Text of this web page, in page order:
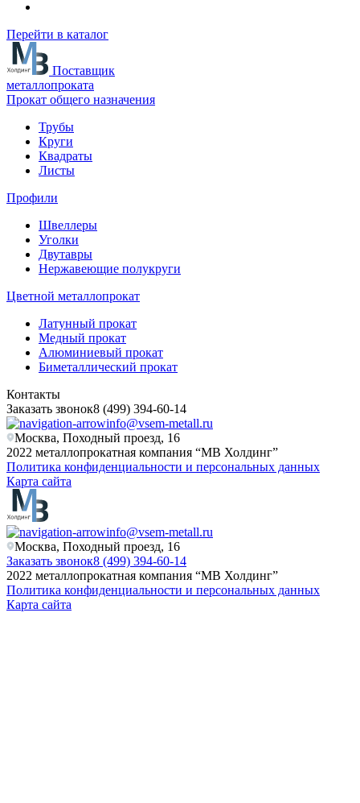
Перейти в каталог
Поставщик
металлопроката
Прокат общего назначения
Трубы
Круги
Квадраты
Листы
Профили
Швеллеры
Уголки
Двутавры
Нержавеющие полукруги
Цветной металлопрокат
Латунный прокат
Медный прокат
Алюминиевый прокат
Биметаллический прокат
Контакты
Заказать звонок8 (499) 394-60-14
info@vsem-metall.ru
Москва, Походный проезд, 16
2022 металлопрокатная компания “MB Холдинг”
Политика конфиденциальности и персональных данных
Карта сайта
info@vsem-metall.ru
Москва, Походный проезд, 16
Заказать звонок8 (499) 394-60-14
2022 металлопрокатная компания “MB Холдинг”
Политика конфиденциальности и персональных данных
Карта сайта